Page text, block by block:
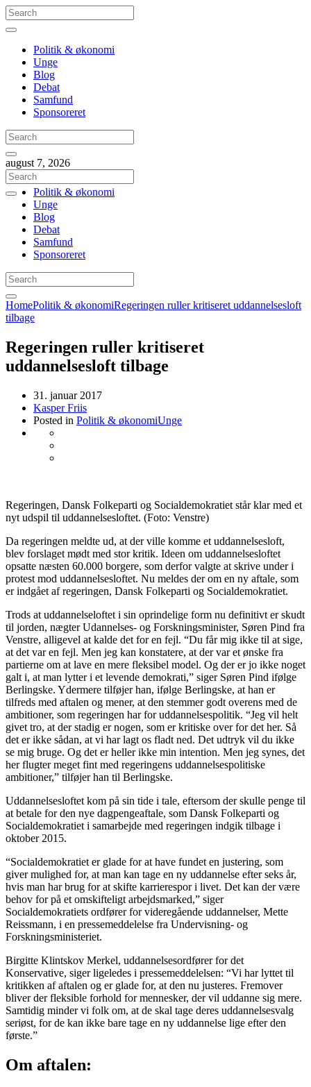
Politik & økonomi
Unge
Blog
Debat
Samfund
Sponsoreret
august 7, 2026
Politik & økonomi
Unge
Blog
Debat
Samfund
Sponsoreret
HomePolitik & økonomiRegeringen ruller kritiseret uddannelsesloft
tilbage
Regeringen ruller kritiseret
uddannelsesloft tilbage
31. januar 2017
Kasper Friis
Posted in Politik & økonomiUnge
Regeringen, Dansk Folkeparti og Socialdemokratiet står klar med et
nyt udspil til uddannelsesloftet. (Foto: Venstre)
Da regeringen meldte ud, at der ville komme et uddannelsesloft,
blev forslaget mødt med stor kritik. Ideen om uddannelsesloftet
opsatte næsten 60.000 borgere, som derfor valgte at skrive under i
protest mod uddannelsesloftet. Nu meldes der om en ny aftale, som
er indgået af regeringen, Dansk Folkeparti og Socialdemokratiet.
Trods at uddannelseloftet i sin oprindelige form nu definitivt er skudt
til jorden, nægter Udannelses- og Forskningsminister, Søren Pind fra
Venstre, alligevel at kalde det for en fejl. “Du får mig ikke til at sige,
at det var en fejl. Men jeg kan konstatere, at der var et ønske fra
partierne om at lave en mere fleksibel model. Og der er jo ikke noget
galt i, at man lytter i et levende demokrati,” siger Søren Pind ifølge
Berlingske. Ydermere tilføjer han, ifølge Berlingske, at han er
tilfreds med aftalen og mener, at den stemmer godt overens med de
ambitioner, som regeringen har for uddannelsespolitik. “Jeg vil helt
givet tro, at der stadig er nogen, som er kritiske over for det her. Så
det er ikke sådan, at vi har lagt os fladt ned. Det udtryk vil du ikke
se mig bruge. Og det er heller ikke min intention. Men jeg synes, det
her flugter meget fint med regeringens uddannelsespolitiske
ambitioner,” tilføjer han til Berlingske.
Uddannelsesloftet kom på sin tide i tale, eftersom der skulle penge til
at betale for den nye dagpengeaftale, som Dansk Folkeparti og
Socialdemokratiet i samarbejde med regeringen indgik tilbage i
oktober 2015.
“Socialdemokratiet er glade for at have fundet en justering, som
giver mulighed for, at man kan tage en ny uddannelse efter seks år,
hvis man har brug for at skifte karrierespor i livet. Det kan der være
behov for på et omskifteligt arbejdsmarked,” siger
Socialdemokratiets ordfører for videregående uddannelser, Mette
Reissmann, i en pressemeddelelse fra Undervisning- og
Forskningsministeriet.
Birgitte Klintskov Merkel, uddannelsesordfører for det
Konservative, siger ligeledes i pressemeddelelsen: “Vi har lyttet til
kritikken af aftalen og er glade for, at den nu justeres. Fremover
bliver der fleksible forhold for mennesker, der vil uddanne sig mere.
Samtidig minder vi folk om, at de skal tage deres uddannelsesvalg
seriøst, for de kan ikke bare tage en ny uddannelse lige efter den
første.”
Om aftalen: